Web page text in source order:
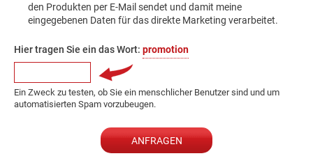
den Produkten per E-Mail sendet und damit meine
eingegebenen Daten für das direkte Marketing verarbeitet.
Hier tragen Sie ein das Wort: promotion
Ein Zweck zu testen, ob Sie ein menschlicher Benutzer sind und um
automatisierten Spam vorzubeugen.